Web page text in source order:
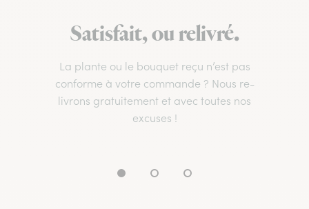
Satisfait, ou relivré.
La plante ou le bouquet reçu n’est pas
conforme à votre commande ? Nous re-
livrons gratuitement et avec toutes nos
excuses !